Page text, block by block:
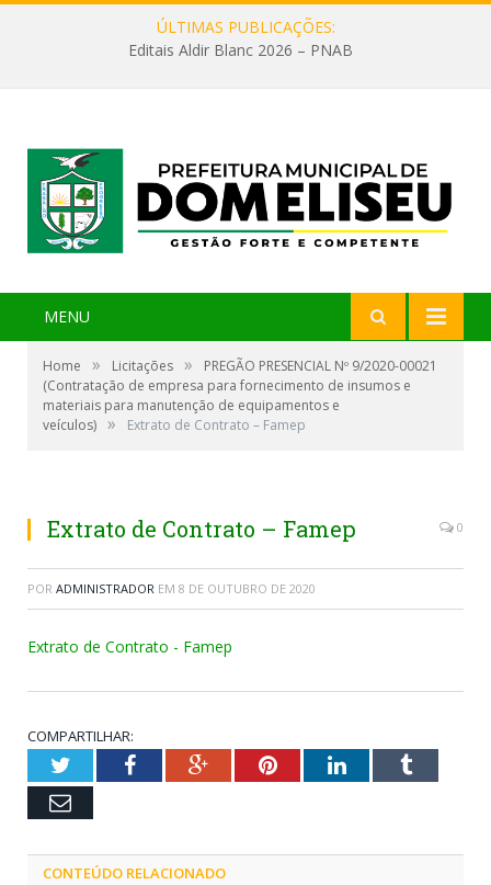
ÚLTIMAS PUBLICAÇÕES:
Editais Aldir Blanc 2026 – PNAB
MENU
Home » Licitações »
PREGÃO PRESENCIAL Nº 9/2020-00021
(Contratação de empresa para fornecimento de insumos e
materiais para manutenção de equipamentos e
veículos) » Extrato de Contrato – Famep
Extrato de Contrato – Famep 0
POR ADMINISTRADOR EM 8 DE OUTUBRO DE 2020
Extrato de Contrato - Famep
COMPARTILHAR:
TwitterFacebookGoogle+PinterestLinkedInTumblr
Email
CONTEÚDO RELACIONADO